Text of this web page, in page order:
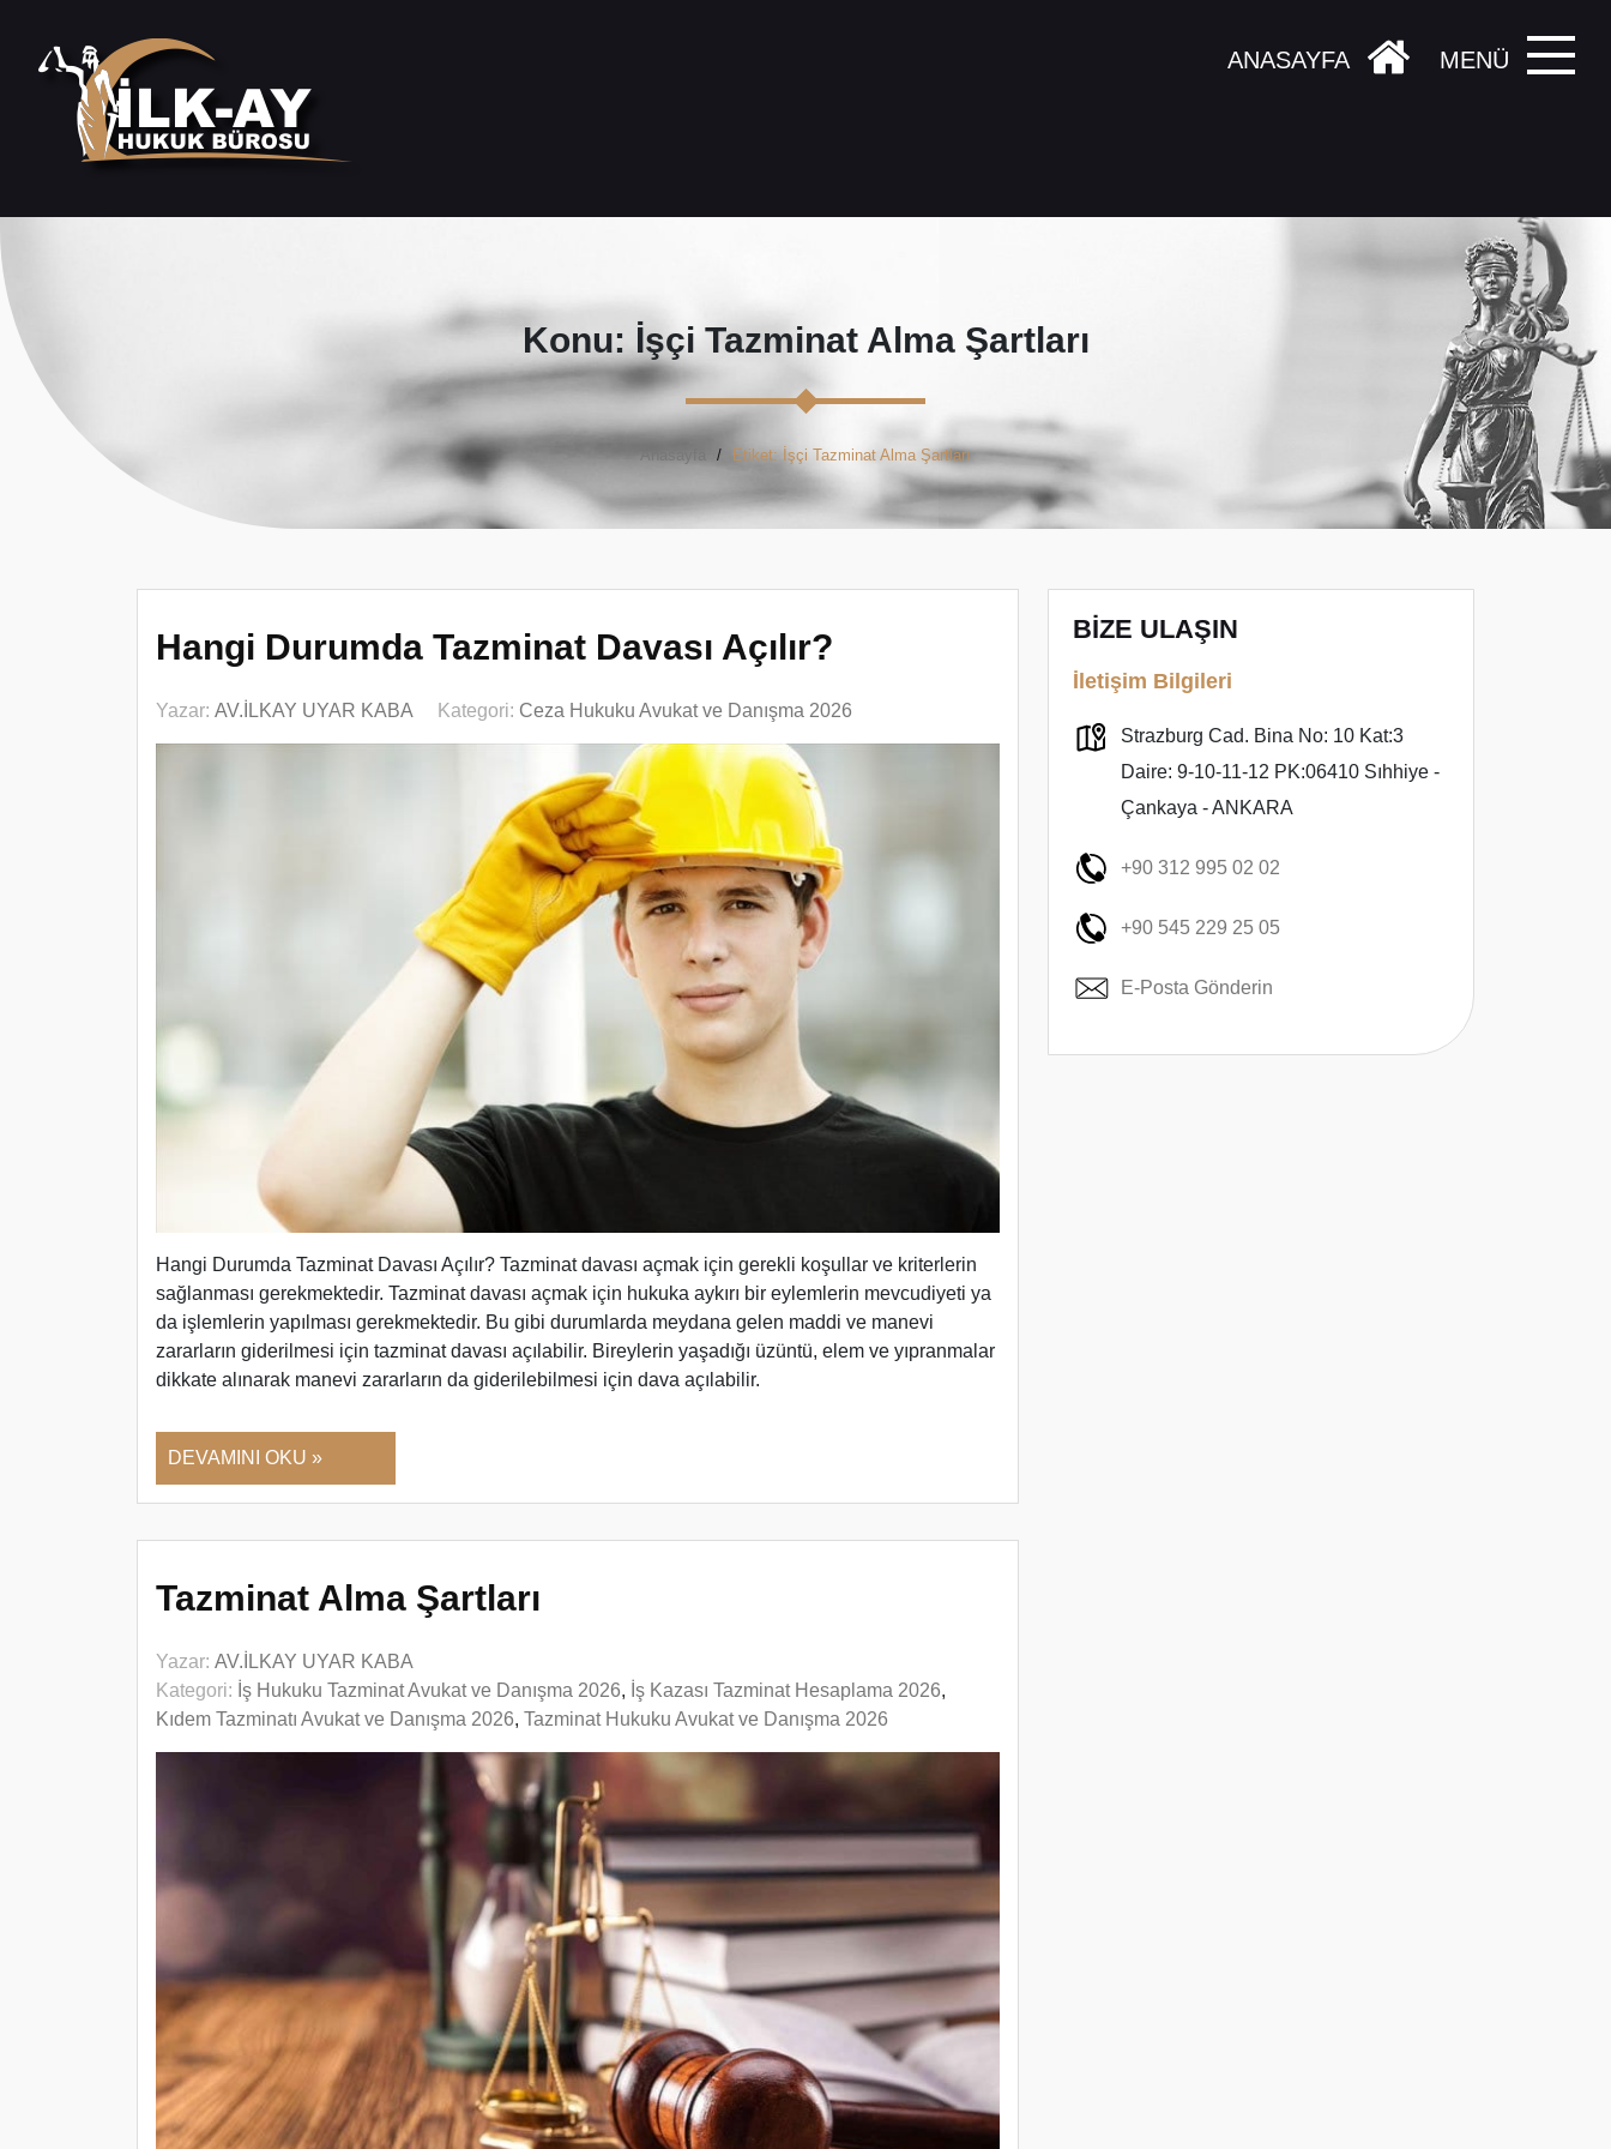
MENÜ
ANASAYFA
Konu: İşçi Tazminat Alma Şartları
Anasayfa Etiket: İşçi Tazminat Alma Şartları
Hangi Durumda Tazminat Davası Açılır?
Yazar: AV.İLKAY UYAR KABA Kategori: Ceza Hukuku Avukat ve Danışma 2026
Hangi Durumda Tazminat Davası Açılır? Tazminat davası açmak için gerekli koşullar ve kriterlerin
sağlanması gerekmektedir. Tazminat davası açmak için hukuka aykırı bir eylemlerin mevcudiyeti ya
da işlemlerin yapılması gerekmektedir. Bu gibi durumlarda meydana gelen maddi ve manevi
zararların giderilmesi için tazminat davası açılabilir. Bireylerin yaşadığı üzüntü, elem ve yıpranmalar
dikkate alınarak manevi zararların da giderilebilmesi için dava açılabilir.
DEVAMINI OKU »
Tazminat Alma Şartları
Yazar: AV.İLKAY UYAR KABA
Kategori: İş Hukuku Tazminat Avukat ve Danışma 2026, İş Kazası Tazminat Hesaplama 2026,
Kıdem Tazminatı Avukat ve Danışma 2026, Tazminat Hukuku Avukat ve Danışma 2026
BİZE ULAŞIN
İletişim Bilgileri
Strazburg Cad. Bina No: 10 Kat:3
Daire: 9-10-11-12 PK:06410 Sıhhiye -
Çankaya - ANKARA
+90 312 995 02 02
+90 545 229 25 05
E-Posta Gönderin